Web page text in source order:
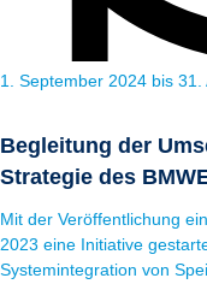
1. September 2024 bis 31.
Begleitung der
Strategie des
Mit der Veröffentlichung
2023 eine Initiative
Systemintegration von